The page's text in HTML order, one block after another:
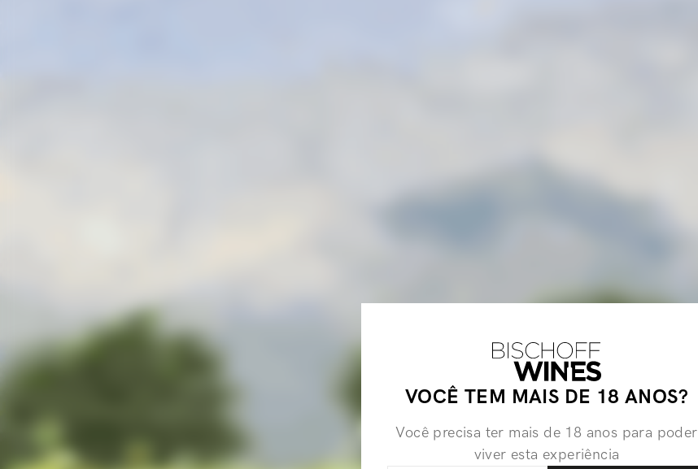
VOCÊ TEM MAIS DE 18 ANOS?
Você precisa ter mais de 18 anos para poder
viver esta experiência